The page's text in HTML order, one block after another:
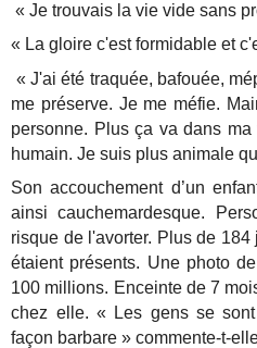
« Je trouvais la vie vide sans
« La gloire c'est formidable et
« J'ai été traquée, bafouée,
me préserve. Je me méfie.
personne. Plus ça va dans
humain. Je suis plus animale
Son accouchement d’un
ainsi cauchemardesque.
risque de l'avorter. Plus de
étaient présents. Une photo
100 millions. Enceinte de 7
chez elle. « Les gens se
façon barbare » commente-t-